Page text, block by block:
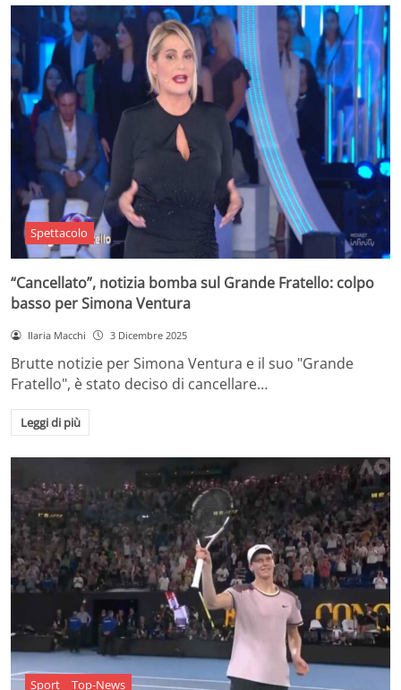
Spettacolo
“Cancellato”, notizia bomba sul Grande Fratello: colpo
basso per Simona Ventura
Ilaria Macchi 3 Dicembre 2025
Brutte notizie per Simona Ventura e il suo "Grande
Fratello", è stato deciso di cancellare…
Leggi di più
Sport Top-News